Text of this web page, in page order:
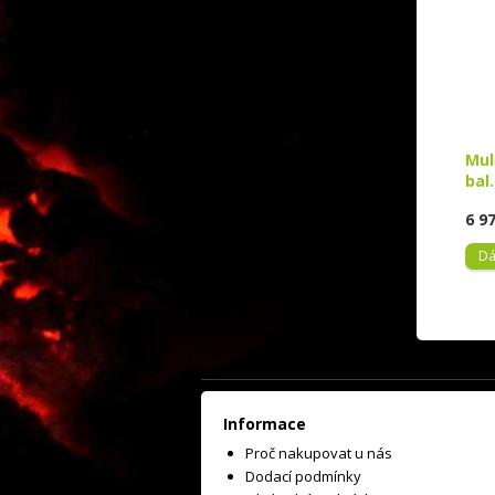
6
Informace
Proč nakupovat u nás
Dodací podmínky